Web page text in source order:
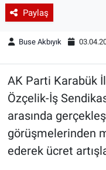
Paylaş
Buse Akbıyık
AK Parti Karabük
Özçelik-İş
arasında
görüşmelerinden
ederek ücret